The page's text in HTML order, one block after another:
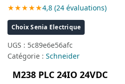
★★★★★4,8 (24 évaluations)
Choix Senia Electrique
UGS : 5c89e6e56afc
Catégorie : Schneider
M238 PLC 24IO 24VDC